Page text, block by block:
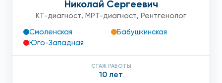
Николай Сергеевич
КТ-диагност, МРТ-диагност, Рентгенолог
Смоленская
Бабушкинская
Юго-Западная
СТАЖ РАБОТЫ
10 лет